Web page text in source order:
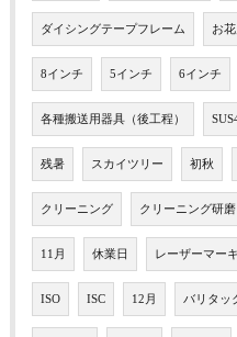
ダイシングテープフレーム お花
8インチ 5インチ 6インチ
各種搬送用器具（後工程）
残暑 スカイツリー 初秋
クリーニング クリーニング研磨
11月 休業日 レーザーマー
ISO ISC 12月 バリタッ